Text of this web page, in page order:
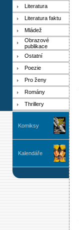
Literatura
Literatura faktu
Mládež
Obrazové
publikace
Ostatní
Poezie
Pro ženy
Romány
Thrillery
Komiksy
Kalendáře